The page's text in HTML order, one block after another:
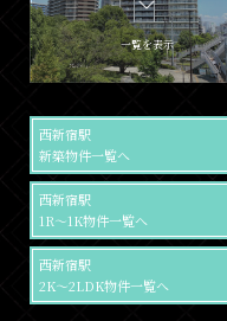
一覧を表示
西新宿駅
新築物件一覧へ
西新宿駅
1R～1K物件一覧へ
西新宿駅
2K～2LDK物件一覧へ